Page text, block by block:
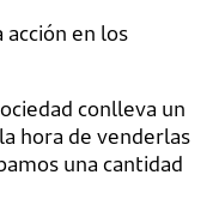
acción en los
conlleva un
hora de venderlas
una cantidad